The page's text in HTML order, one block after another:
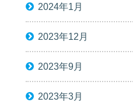
2024年1月
2023年12月
2023年9月
2023年3月